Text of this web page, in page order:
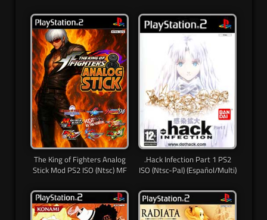
The King of Fighters Analog
Stick Mod PS2 ISO (Ntsc) MF
.Hack Infection Part 1 PS2
ISO (Ntsc-Pal) (Español/Multi)